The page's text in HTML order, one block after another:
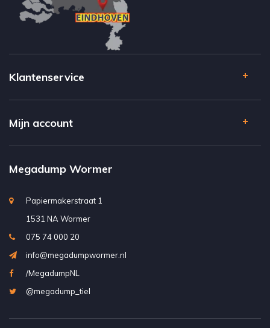
Klantenservice
Mijn account
Megadump Wormer
Papiermakerstraat 1
1531 NA Wormer
075 74 000 20
info@megadumpwormer.nl
/MegadumpNL
@megadump_tiel